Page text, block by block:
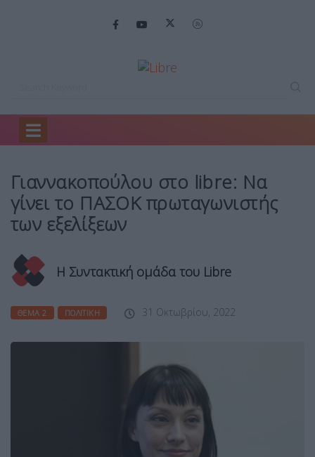
Home
Γιαννακοπούλου στο libre: Να
γίνει το ΠΑΣΟΚ πρωταγωνιστής
των εξελίξεων
Η Συντακτική ομάδα του Libre
ΘΈΜΑ 2 ΠΟΛΙΤΙΚΉ 31 Οκτωβρίου, 2022